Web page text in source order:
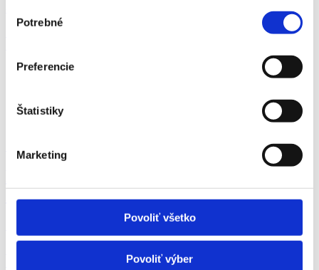
súhlasu
Potrebné
Preferencie
Štatistiky
Marketing
Povoliť všetko
Povoliť výber
Picker/Feeder
Pre nášho klienta obsadzujeme pozíciu v sklade: ...